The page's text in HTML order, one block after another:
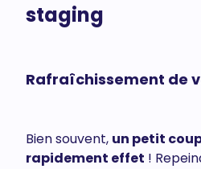
staging
Rafraîchissement de
Bien souvent, un petit
rapidement effet !